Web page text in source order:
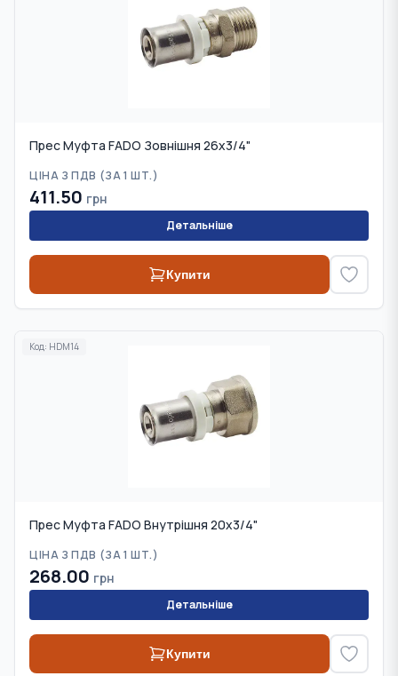
Прес Муфта FADO Зовнішня 26x3/4"
ЦІНА З ПДВ (ЗА 1 ШТ.)
411.50 грн
Детальніше
Купити
Код: HDM14
Прес Муфта FADO Внутрішня 20х3/4"
ЦІНА З ПДВ (ЗА 1 ШТ.)
268.00 грн
Детальніше
Купити